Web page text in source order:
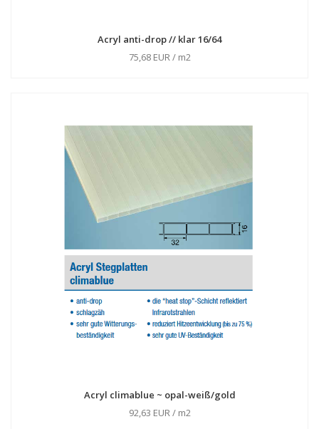
Acryl anti-drop // klar 16/64
75,68 EUR / m2
Acryl climablue ~ opal-weiß/gold
92,63 EUR / m2